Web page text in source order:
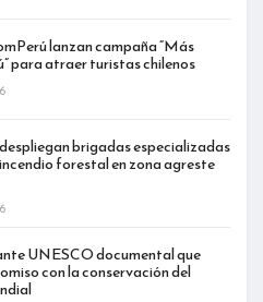
lanzan campaña “Más
para atraer turistas chilenos
brigadas especializadas
forestal en zona agreste
UNESCO documental que
con la conservación del